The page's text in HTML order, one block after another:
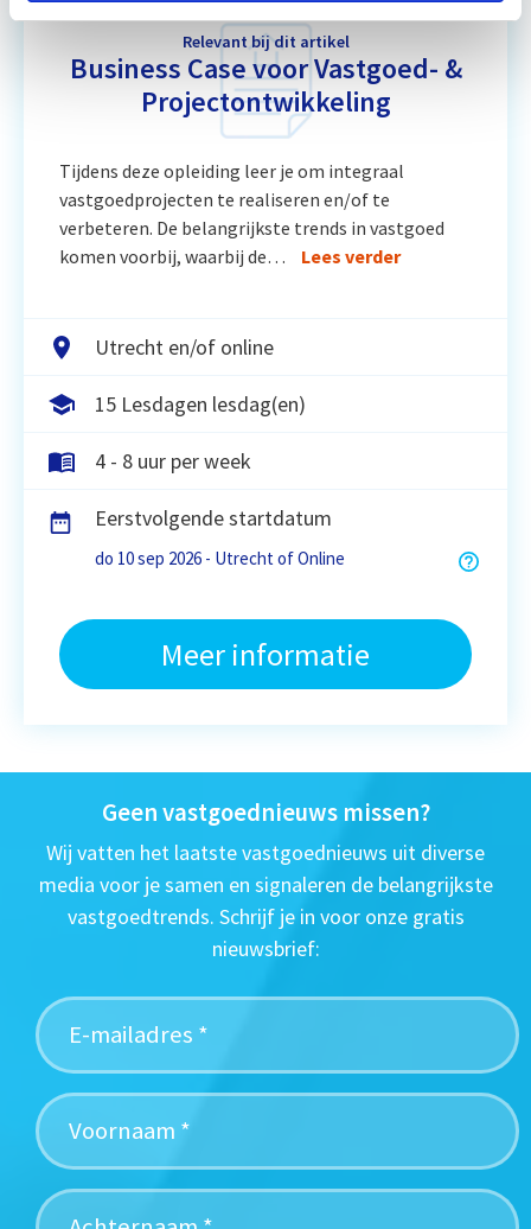
Relevant bij dit artikel
Business Case voor Vastgoed- &
Projectontwikkeling
Tijdens deze opleiding leer je om integraal
vastgoedprojecten te realiseren en/of te
verbeteren. De belangrijkste trends in vastgoed
komen voorbij, waarbij de…
Lees verder
Utrecht en/of online
15 Lesdagen lesdag(en)
4 - 8 uur per week
Eerstvolgende startdatum
do 10 sep 2026 - Utrecht of Online
Meer informatie
Geen vastgoednieuws missen?
Wij vatten het laatste vastgoednieuws uit diverse
media voor je samen en signaleren de belangrijkste
vastgoedtrends. Schrijf je in voor onze gratis
nieuwsbrief: